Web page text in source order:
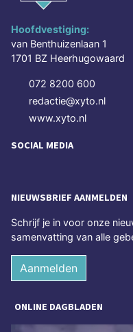
Hoofdvestiging:
van Benthuizenlaan 1
1701 BZ Heerhugowaard
072 8200 600
redactie@xyto.nl
www.xyto.nl
SOCIAL MEDIA
NIEUWSBRIEF AANMELDEN
Schrijf je in voor onze
samenvatting van alle
Aanmelden
ONLINE DAGBLADEN